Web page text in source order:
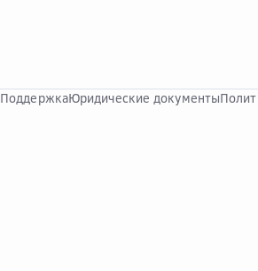
ПоддержкаЮридические документы